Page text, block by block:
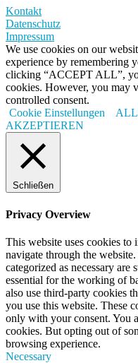
Kontakt
Datenschutz
Impressum
We use cookies on our
experience by remembering
clicking “ACCEPT ALL”,
cookies. However, you may
controlled consent.
Cookie Einstellungen
AKZEPTIEREN
Schließen
Privacy Overview
This website uses cookies
navigate through the
categorized as necessary are
essential for the working of
also use third-party cookies
you use this website. These
only with your consent. You
cookies. But opting out of
browsing experience.
Necessary